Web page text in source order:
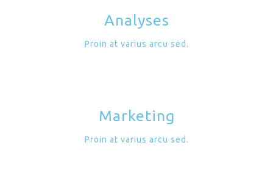
Analyses
Proin at varius arcu sed.
Marketing
Proin at varius arcu sed.